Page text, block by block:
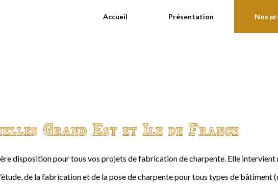
Accueil Présentation Nos
Grand Est et Ile de France
disposition pour tous vos projets de fabrication de charpente. Elle
de la fabrication et de la pose de charpente pour tous types de bâtiment